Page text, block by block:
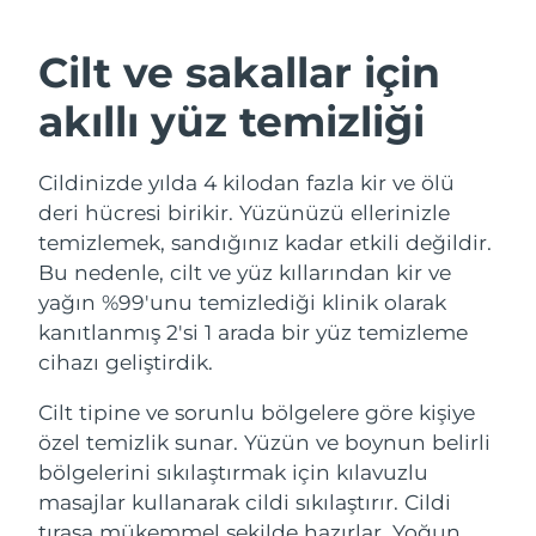
Cilt ve sakallar için
akıllı yüz temizliği
Cildinizde yılda 4 kilodan fazla kir ve ölü
deri hücresi birikir. Yüzünüzü ellerinizle
temizlemek, sandığınız kadar etkili değildir.
Bu nedenle, cilt ve yüz kıllarından kir ve
yağın %99'unu temizlediği klinik olarak
kanıtlanmış 2'si 1 arada bir yüz temizleme
cihazı geliştirdik.
Cilt tipine ve sorunlu bölgelere göre kişiye
özel temizlik sunar. Yüzün ve boynun belirli
bölgelerini sıkılaştırmak için kılavuzlu
masajlar kullanarak cildi sıkılaştırır. Cildi
Yüz temizleme
LUNA™ 4 seti
Anti-aging massage
LUNA™ 4 Plus
Massage, LED heating
LUNA™ 4 Men
For men, anti-aging massage
Yüz sıkılaştırma
BEAR™ 2 seti
Microcurrent toning
BEAR™ 2 go
Microcurrent toning on-the-go
BEAR™ 2 eyes & lips
Microcurrent line smoothing device
Nemlendirme
UFO™ 3 seti
Deep facial hydration
UFO™ 3 LED
Near-infrared and red light therapy
device
Ağız bakımı
issa™ 4
Hybrid silicone sonic toothbrush
issa™ 4 plus
Smart hybrid silicone sonic toothbrush
FAQ™ YAŞLANMA KARŞITI BAKIM
Yaşlanma karşıtı LED bakım
NEW
Avustralya
Tahmini teslim tarihi
11/08/2026
Avusturya
08/08/2026
Bahreyn
Tahmini teslim tarihi
09/08/2026
Belçika
Tahmini teslim tarihi
08/08/2026
14/08/2026
Bosna-Hersek
Tahmini teslim tarihi
11/08/2026
Tahmini teslim tarihi